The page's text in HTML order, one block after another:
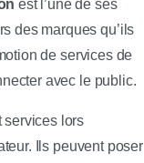
est l’une de ses
des marques qu’ils
de services de
avec le public.
services lors
Ils peuvent poser